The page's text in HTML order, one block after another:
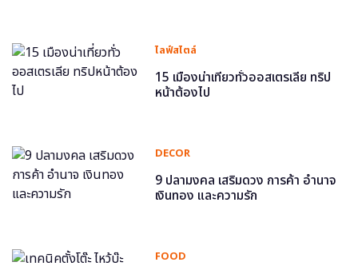
ไลฟ์สไตล์
15 เมืองน่าเที่ยวทั่วออสเตรเลีย ทริป
หน้าต้องไป
DECOR
9 ปลามงคล เสริมดวง การค้า อำนาจ
เงินทอง และความรัก
FOOD